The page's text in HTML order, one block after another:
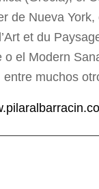
de Nueva York,
et du
o el Modern
entre muchos